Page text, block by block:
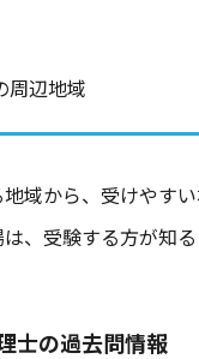
周辺地域
域から、受けやす
、受験する方が知る
士の過去問情報